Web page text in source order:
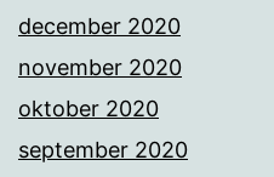
december 2020
november 2020
oktober 2020
september 2020